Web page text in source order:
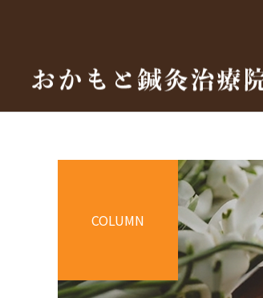
COLUMN